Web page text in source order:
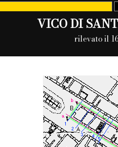
VICO DI
rilevato il